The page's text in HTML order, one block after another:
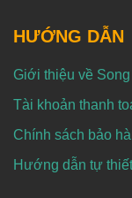
HƯỚNG DẪN
Giới thiệu về
Tài khoản thanh
Chính sách bảo
Hướng dẫn tự